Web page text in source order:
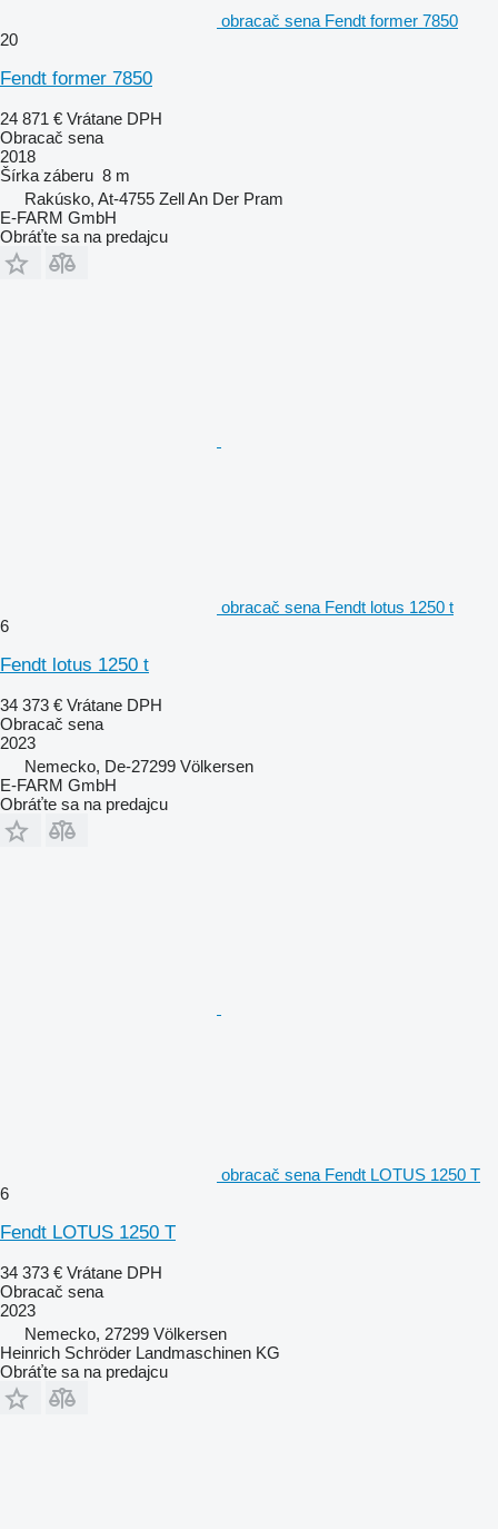
obracač sena Fendt former 7850
20
Fendt former 7850
24 871 € Vrátane DPH
Obracač sena
2018
Šírka záberu 8 m
Rakúsko, At-4755 Zell An Der Pram
E-FARM GmbH
Obráťte sa na predajcu
obracač sena Fendt lotus 1250 t
6
Fendt lotus 1250 t
34 373 € Vrátane DPH
Obracač sena
2023
Nemecko, De-27299 Völkersen
E-FARM GmbH
Obráťte sa na predajcu
obracač sena Fendt LOTUS 1250 T
6
Fendt LOTUS 1250 T
34 373 € Vrátane DPH
Obracač sena
2023
Nemecko, 27299 Völkersen
Heinrich Schröder Landmaschinen KG
Obráťte sa na predajcu